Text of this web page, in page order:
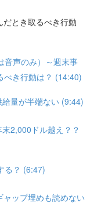
とき取るべき行動
音声のみ）～週末事
べき行動は？ (14:40)
量が半端ない (9:44)
2,000ドル越え？？
る？ (6:47)
ップ埋めも読めない